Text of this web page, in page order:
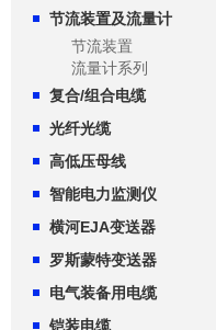
节流装置及流量计
节流装置
流量计系列
复合/组合电缆
光纤光缆
高低压母线
智能电力监测仪
横河EJA变送器
罗斯蒙特变送器
电气装备用电缆
铠装电缆